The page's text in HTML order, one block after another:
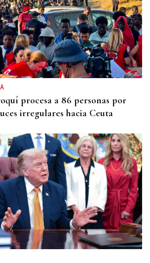
procesa a 86 personas por
irregulares hacia Ceuta